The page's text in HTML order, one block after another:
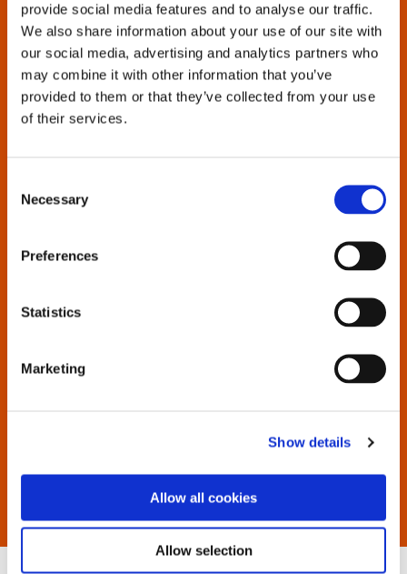
provide social media features and to analyse our traffic.
We also share information about your use of our site with
our social media, advertising and analytics partners who
may combine it with other information that you’ve
provided to them or that they’ve collected from your use
of their services.
Selection
Necessary
Preferences
Statistics
Marketing
Show details
Allow all cookies
Allow selection
Suchen Sie Kataloge, Broschüren,
Handbücher, Ersatzteillisten oder
sonstige Produktsupportinformationen?
Cleco Production Tools ist bestrebt, diese Unterlagen
Geben Sie den Werkzeugnamen oder die
sich an uns.